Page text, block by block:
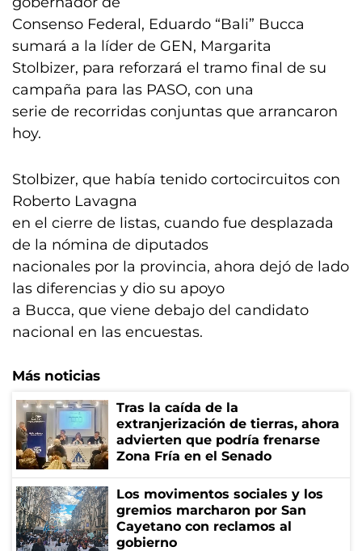
Consenso Federal, Eduardo “Bali” Bucca
sumará a la líder de GEN, Margarita
Stolbizer, para reforzará el tramo final de su
campaña para las PASO, con una
serie de recorridas conjuntas que arrancaron
hoy.
Stolbizer, que había tenido cortocircuitos con
Roberto Lavagna
en el cierre de listas, cuando fue desplazada
de la nómina de diputados
nacionales por la provincia, ahora dejó de lado
las diferencias y dio su apoyo
a Bucca, que viene debajo del candidato
nacional en las encuestas.
Más noticias
Tras la caída de la
extranjerización de tierras, ahora
advierten que podría frenarse
Zona Fría en el Senado
Los movimentos sociales y los
gremios marcharon por San
Cayetano con reclamos al
gobierno